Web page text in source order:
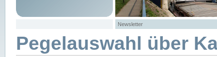
Newsletter
Pegelauswahl über